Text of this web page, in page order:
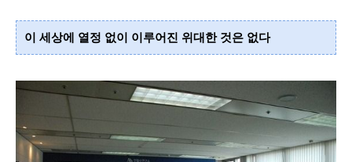
이 세상에 열정 없이 이루어진 위대한 것은 없다